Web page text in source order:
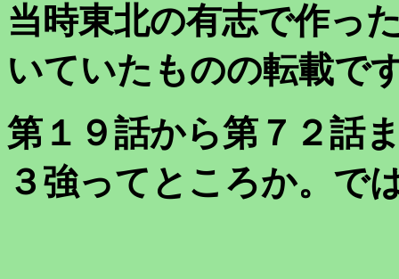
当時東北の有志で作っ
いていたものの転載で
第１９話から第７２話
３強ってところか。で